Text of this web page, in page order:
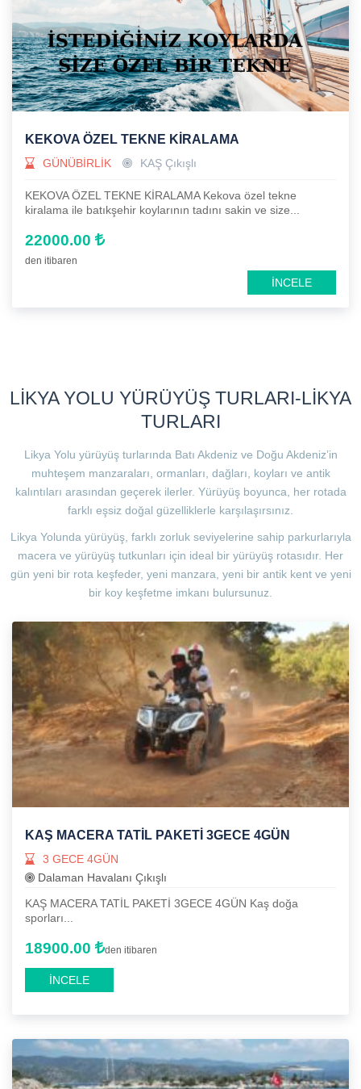
KEKOVA ÖZEL TEKNE KİRALAMA
GÜNÜBİRLİK KAŞ Çıkışlı
KEKOVA ÖZEL TEKNE KİRALAMA Kekova özel tekne
kiralama ile batıkşehir koylarının tadını sakin ve size...
22000.00
den itibaren
İNCELE
LİKYA YOLU YÜRÜYÜŞ TURLARI-LİKYA
TURLARI
Likya Yolu yürüyüş turlarında Batı Akdeniz ve Doğu Akdeniz’in
muhteşem manzaraları, ormanları, dağları, koyları ve antik
kalıntıları arasından geçerek ilerler. Yürüyüş boyunca, her rotada
farklı eşsiz doğal güzelliklerle karşılaşırsınız.
Likya Yolunda yürüyüş, farklı zorluk seviyelerine sahip parkurlarıyla
macera ve yürüyüş tutkunları için ideal bir yürüyüş rotasıdır. Her
gün yeni bir rota keşfeder, yeni manzara, yeni bir antik kent ve yeni
bir koy keşfetme imkanı bulursunuz.
KAŞ MACERA TATİL PAKETİ 3GECE 4GÜN
3 GECE 4GÜN
Dalaman Havalanı Çıkışlı
KAŞ MACERA TATİL PAKETİ 3GECE 4GÜN Kaş doğa
sporları...
18900.00 den itibaren
İNCELE